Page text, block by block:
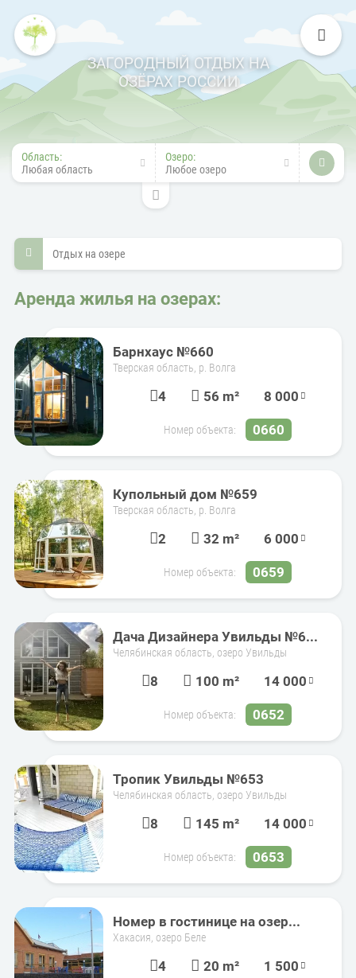
ЗАГОРОДНЫЙ ОТДЫХ НА
ОЗЁРАХ РОССИИ
Область:
Любая область
Озеро:
Любое озеро
Отдых на озере
Аренда жилья на озерах:
Барнхаус №660
Тверская область, р. Волга
4 56 m² 8 000
Номер объекта: 0660
Купольный дом №659
Тверская область, р. Волга
2 32 m² 6 000
Номер объекта: 0659
Дача Дизайнера Увильды №6...
Челябинская область, озеро Увильды
8 100 m² 14 000
Номер объекта: 0652
Тропик Увильды №653
Челябинская область, озеро Увильды
8 145 m² 14 000
Номер объекта: 0653
Номер в гостинице на озер...
Хакасия, озеро Беле
4 20 m² 1 500